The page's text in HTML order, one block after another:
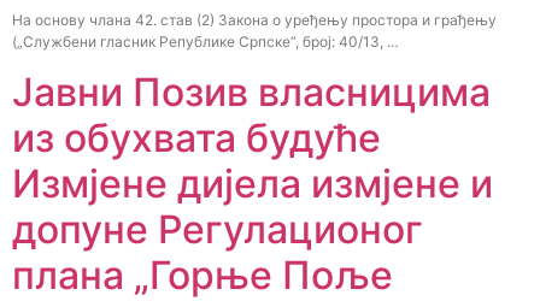
На основу члана 42. став (2) Закона о уређењу простора и грађењу
(„Службени гласник Републике Српске”, број: 40/13, …
Јавни Позив власницима
из обухвата будуће
Измјене дијела измјене и
допуне Регулационог
плана „Горње Поље